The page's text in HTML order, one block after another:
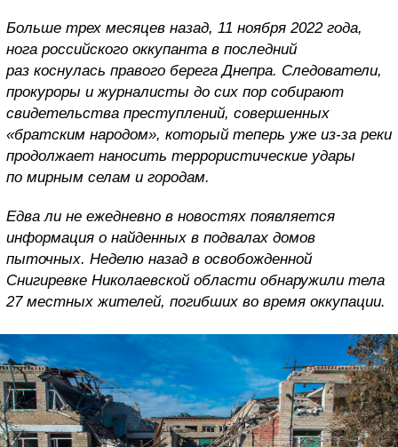
Больше трех месяцев назад, 11 ноября 2022 года,
нога российского оккупанта в последний
раз коснулась правого берега Днепра. Следователи,
прокуроры и журналисты до сих пор собирают
свидетельства преступлений, совершенных
«братским народом», который теперь уже из-за реки
продолжает наносить террористические удары
по мирным селам и городам.
Едва ли не ежедневно в новостях появляется
информация о найденных в подвалах домов
пыточных. Неделю назад в освобожденной
Снигиревке Николаевской области обнаружили тела
27 местных жителей, погибших во время оккупации.